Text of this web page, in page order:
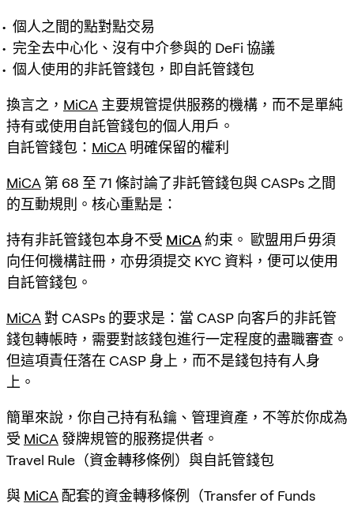
個人之間的點對點交易
完全去中心化、沒有中介參與的 DeFi 協議
個人使用的非託管錢包，即自託管錢包
換言之， MiCA 主要規管提供服務的機構，而不是單純
持有或使用自託管錢包的個人用戶。
自託管錢包： MiCA 明確保留的權利
MiCA 第 68 至 71 條討論了非託管錢包與 CASPs 之間
的互動規則。核心重點是：
持有非託管錢包本身不受 MiCA 約束。 歐盟用戶毋須
向任何機構註冊，亦毋須提交 KYC 資料，便可以使用
自託管錢包。
MiCA 對 CASPs 的要求是：當 CASP 向客戶的非託管
錢包轉帳時，需要對該錢包進行一定程度的盡職審查。
但這項責任落在 CASP 身上，而不是錢包持有人身
上。
簡單來說，你自己持有私鑰、管理資產，不等於你成為
受 MiCA 發牌規管的服務提供者。
Travel Rule（資金轉移條例）與自託管錢包
與 MiCA 配套的資金轉移條例（Transfer of Funds